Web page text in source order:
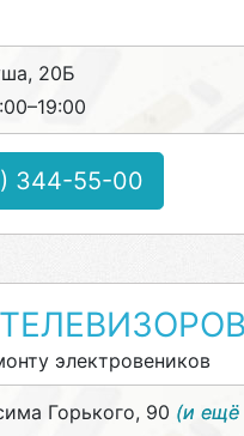
20Б
344-55-00
электровеников
Горького, 90 (и ещё